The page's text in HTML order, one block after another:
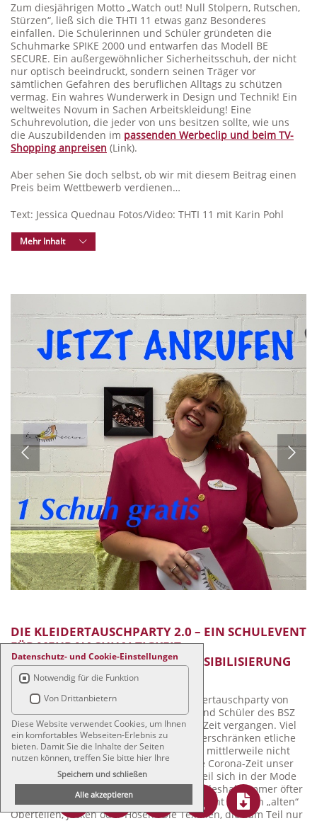
Datenschutz- und Cookie-Einstellungen
Notwendig für die Funktion
Von Drittanbietern
Diese Website verwendet Cookies, um Ihnen
ein komfortables Webseiten-Erlebnis zu
bieten. Damit Sie die Inhalte der Seiten
nutzen können, treffen Sie bitte hier Ihre
Auswahl. Einige der eingesetzten Cookies
sind für die Funktionalität der Webseite
zwingend erforderlich, andere helfen mittels
anonymisierter statistischer Daten dabei,
unser Angebot zu optimieren oder
Speichern und schließen
Alle akzeptieren
Zum diesjährigen Motto „Watch out! Null Stolpern, Rutschen,
Stürzen“, ließ sich die THTI 11 etwas ganz Besonderes
einfallen. Die Schülerinnen und Schüler gründeten die
Schuhmarke SPIKE 2000 und entwarfen das Modell BE
SECURE. Ein außergewöhnlicher Sicherheitsschuh, der nicht
nur optisch beeindruckt, sondern seinen Träger vor
sämtlichen Gefahren des beruflichen Alltags zu schützen
vermag. Ein wahres Wunderwerk in Design und Technik! Ein
weltweites Novum in Sachen Arbeitskleidung! Eine
Schuhrevolution, die jeder von uns besitzen sollte, wie uns
die Auszubildenden im passenden Werbeclip und beim TV-
Shopping anpreisen (Link).
Aber sehen Sie doch selbst, ob wir mit diesem Beitrag einen
Preis beim Wettbewerb verdienen…
Text: Jessica Quednau Fotos/Video: THTI 11 mit Karin Pohl
Mehr Inhalt
DIE KLEIDERTAUSCHPARTY 2.0 – EIN SCHULEVENT
FÜR MEHR NACHHALTIGKEIT,
UMWELTBEWUSSTSEIN UND SENSIBILISIERUNG
FÜR FAIREN HANDEL
Nachdem im Januar 2020 die erste Kleidertauschparty von
einer Textilklasse für die Schülerinnen und Schüler des BSZ
Alfons Goppel organisiert wurde, ist viel Zeit vergangen. Viel
Zeit, in der sich in den heimischen Kleiderschränken etliche
Klamotten angesammelt haben, die man mittlerweile nicht
mehr trägt. Vielleicht, weil sich durch die Corona-Zeit unser
Stil geändert hat. Vielleicht aber auch, weil sich in der Mode
ständig neue Trends entwickeln und wir deshalb immer öfter
neue Bekleidung kaufen. Aber was geschieht mit den „alten“
Oberteilen, Jacken oder Hosen? Die Textilien, die zum Teil nur